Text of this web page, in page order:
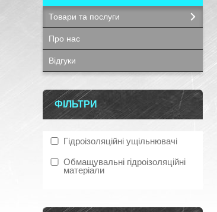
Товари та послуги
Про нас
Відгуки
ФІЛЬТРИ
Гідроізоляційні ущільнювачі
Обмащувальні гідроізоляційні
матеріали